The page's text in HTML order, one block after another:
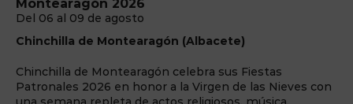
Montearagón 2026
Del 06 al 09 de agosto
Chinchilla de Montearagón (Albacete)
Chinchilla de Montearagón celebra sus Fiestas
Patronales 2026 en honor a la Virgen de las Nieves con